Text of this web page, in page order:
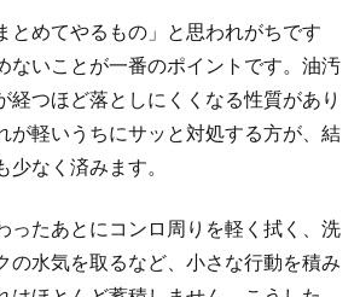
とめてやるもの」と思われがちです
ないことが一番のポイントです。油汚
経つほど落としにくくなる性質があり
が軽いうちにサッと対処する方が、結
少なく済みます。
ったあとにコンロ周りを軽く拭く、洗
の水気を取るなど、小さな行動を積み